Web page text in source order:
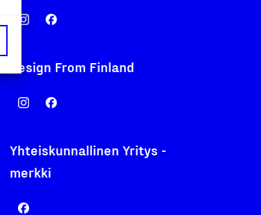
Design From Finland
Yhteiskunnallinen Yritys -
merkki